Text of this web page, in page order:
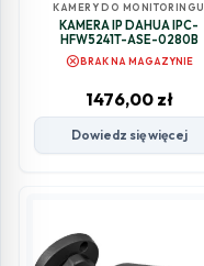
KAMERY DO MONITORINGU
KAMERA IP DAHUA IPC-
HFW5241T-ASE-0280B
cancelBRAK NA MAGAZYNIE
1476,00 zł
Dowiedz się więcej